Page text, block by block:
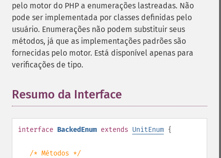
pelo motor do PHP a enumerações lastreadas. Não
pode ser implementada por classes definidas pelo
usuário. Enumerações não podem substituir seus
métodos, já que as implementações padrões são
fornecidas pelo motor. Está disponível apenas para
verificações de tipo.
Resumo da Interface
interface BackedEnum extends UnitEnum {
/* Métodos */